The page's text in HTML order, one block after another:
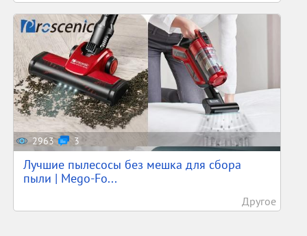
2963 3
Лучшие пылесосы без мешка для сбора
пыли | Mego-Fo...
Другое